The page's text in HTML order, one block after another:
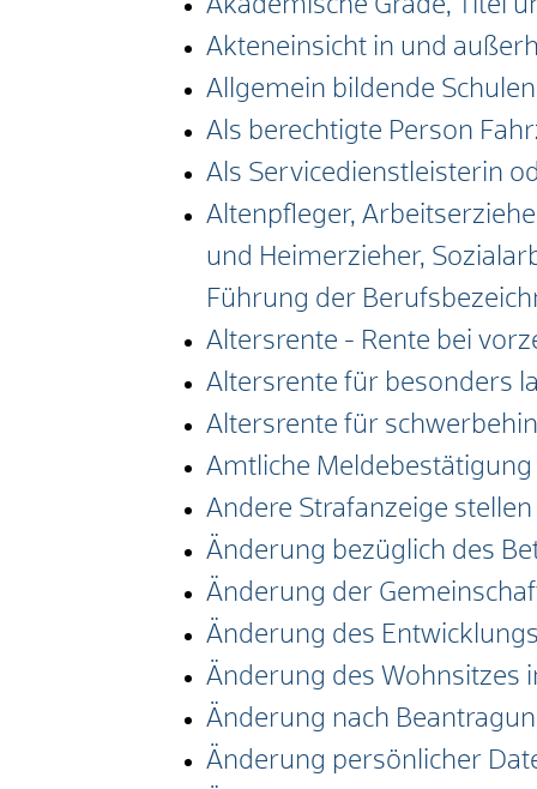
Akademische Grade, Titel
Akteneinsicht in und
Allgemein bildende
Als berechtigte Person
Als Servicedienstleisterin
Altenpfleger,
und Heimerzieher,
Führung der
Altersrente - Rente bei
Altersrente für besonders
Altersrente für
Amtliche
Andere Strafanzeige stellen
Änderung bezüglich des
Änderung der
Änderung des
Änderung des Wohnsitzes
Änderung nach
Änderung persönlicher